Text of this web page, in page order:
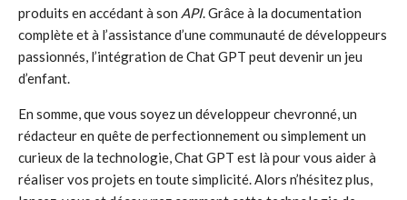
produits en accédant à son API. Grâce à la documentation
complète et à l’assistance d’une communauté de développeurs
passionnés, l’intégration de Chat GPT peut devenir un jeu
d’enfant.
En somme, que vous soyez un développeur chevronné, un
rédacteur en quête de perfectionnement ou simplement un
curieux de la technologie, Chat GPT est là pour vous aider à
réaliser vos projets en toute simplicité. Alors n’hésitez plus,